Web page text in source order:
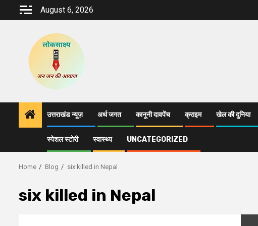
August 6, 2026
उत्तराखंड न्यूज़ अर्थ जगत कानूनी दावपेंच क्राइम खेल की दुनिया
स्पेशल स्टोरी स्वास्थ्य UNCATEGORIZED
Home Blog six killed in Nepal
six killed in Nepal